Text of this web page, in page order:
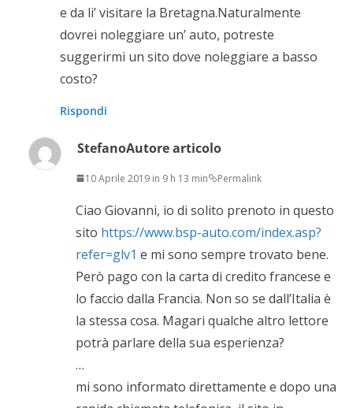
e da li’ visitare la Bretagna.Naturalmente
dovrei noleggiare un’ auto, potreste
suggerirmi un sito dove noleggiare a basso
costo?
Rispondi
StefanoAutore articolo
10 Aprile 2019 in 9 h 13 min Permalink
Ciao Giovanni, io di solito prenoto in questo
sito https://www.bsp-auto.com/index.asp?
refer=glv1 e mi sono sempre trovato bene.
Però pago con la carta di credito francese e
lo faccio dalla Francia. Non so se dall’Italia è
la stessa cosa. Magari qualche altro lettore
potrà parlare della sua esperienza?
…
mi sono informato direttamente e dopo una